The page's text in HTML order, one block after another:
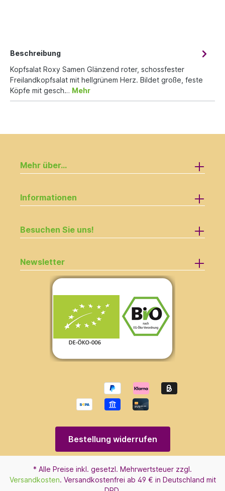
Beschreibung
Kopfsalat Roxy Samen Glänzend roter, schossfester
Freilandkopfsalat mit hellgrünem Herz. Bildet große, feste
Köpfe mit gesch… Mehr
Mehr über...
Informationen
Besuchen Sie uns!
Newsletter
Bestellung widerrufen
* Alle Preise inkl. gesetzl. Mehrwertsteuer zzgl.
Versandkosten. Versandkostenfrei ab 49 € in Deutschland mit